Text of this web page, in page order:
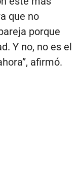
que no
porque
Y no, no es el
afirmó.